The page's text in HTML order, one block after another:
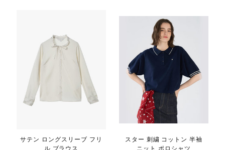
サテン ロングスリーブ フリ
ル ブラウス
スター 刺繍 コットン 半袖
ニット ポロシャツ